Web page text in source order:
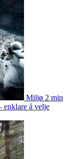
Miljø 2 min
enklare å velje